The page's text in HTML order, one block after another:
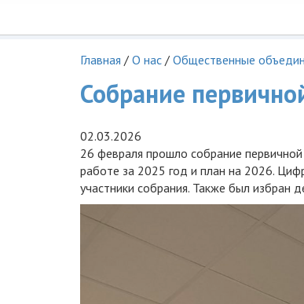
Главная / О нас / Общественные
Собрание
02.03.2026
26 февраля прошло собрание
работе за 2025 год и план на 2026.
участники собрания. Также был избран